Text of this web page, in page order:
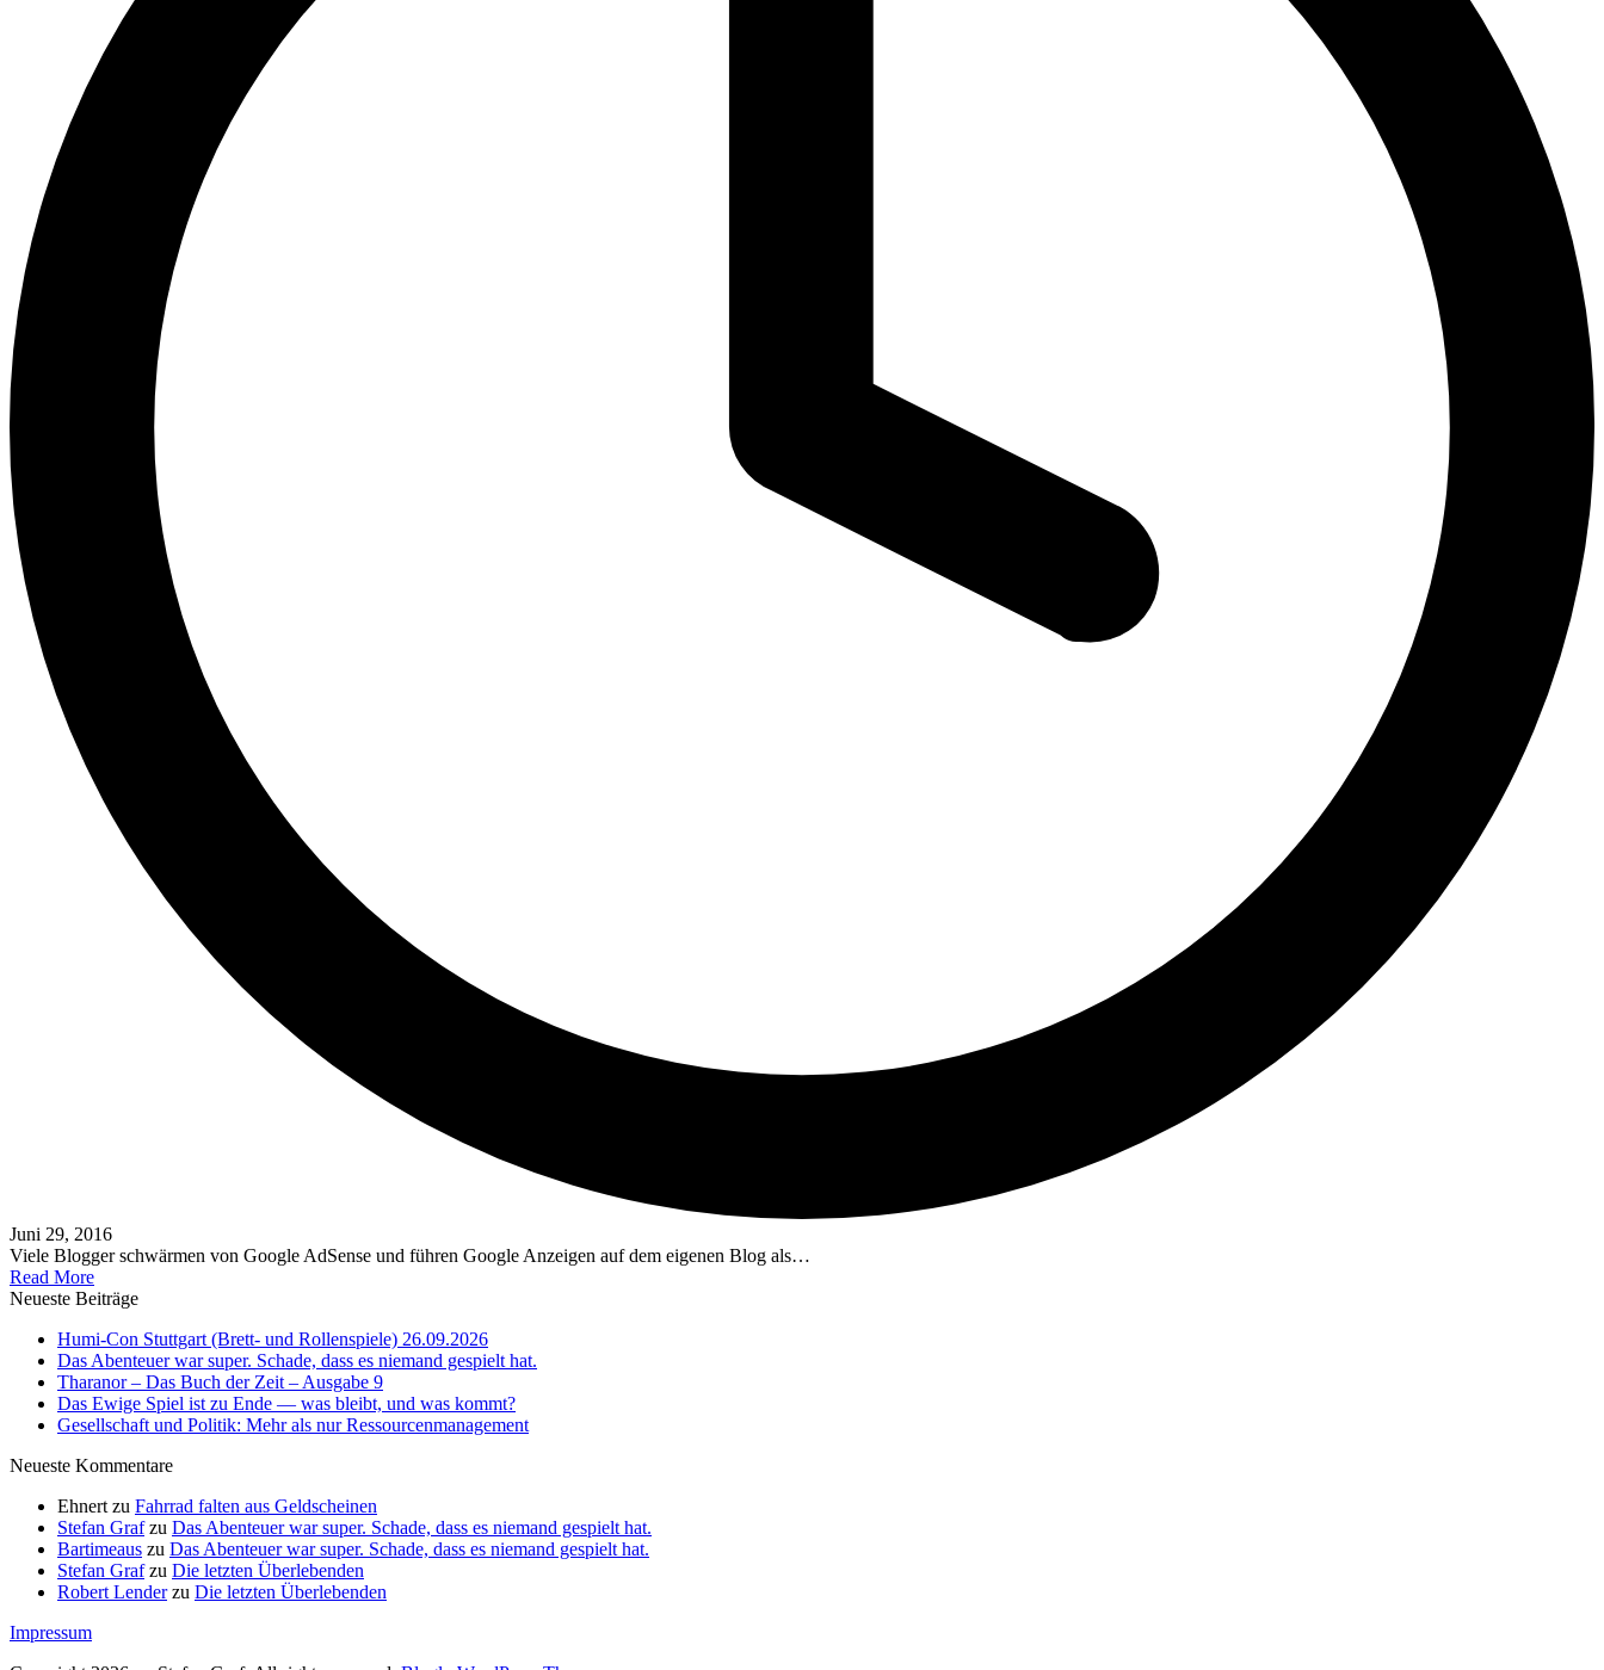
Juni 29, 2016
Viele Blogger schwärmen von Google AdSense und führen Google Anzeigen auf dem eigenen Blog als…
Read More
Neueste Beiträge
Humi-Con Stuttgart (Brett- und Rollenspiele) 26.09.2026
Das Abenteuer war super. Schade, dass es niemand gespielt hat.
Tharanor – Das Buch der Zeit – Ausgabe 9
Das Ewige Spiel ist zu Ende — was bleibt, und was kommt?
Gesellschaft und Politik: Mehr als nur Ressourcenmanagement
Neueste Kommentare
Ehnert zu Fahrrad falten aus Geldscheinen
Stefan Grafzu Das Abenteuer war super. Schade, dass es niemand gespielt hat.
Bartimeaus zu Das Abenteuer war super. Schade, dass es niemand gespielt hat.
Stefan Grafzu Die letzten Überlebenden
Robert Lenderzu Die letzten Überlebenden
Impressum